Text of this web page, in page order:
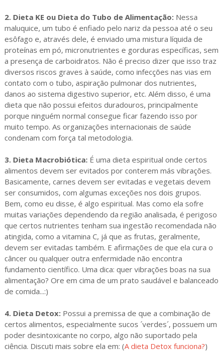
2. Dieta KE ou Dieta do Tubo de Alimentação:Nessa
maluquice, um tubo é enfiado pelo nariz da pessoa até o seu
esôfago e, através dele, é enviado uma mistura líquida de
proteínas em pó, micronutrientes e gorduras específicas, sem
a presença de carboidratos. Não é preciso dizer que isso traz
diversos riscos graves à saúde, como infecções nas vias em
contato com o tubo, aspiração pulmonar dos nutrientes,
danos ao sistema digestivo superior, etc. Além disso, é uma
dieta que não possui efeitos duradouros, principalmente
porque ninguém normal consegue ficar fazendo isso por
muito tempo. As organizações internacionais de saúde
condenam com força tal metodologia.
3. Dieta Macrobiótica:É uma dieta espiritual onde certos
alimentos devem ser evitados por conterem más vibrações.
Basicamente, carnes devem ser evitadas e vegetais devem
ser consumidos, com algumas exceções nos dois grupos.
Bem, como eu disse, é algo espiritual. Mas como ela sofre
muitas variações dependendo da região analisada, é perigoso
que certos nutrientes tenham sua ingestão recomendada não
atingida, como a vitamina C, já que as frutas, geralmente,
devem ser evitadas também. E afirmações de que ela cura o
câncer ou qualquer outra enfermidade não encontra
fundamento científico. Uma dica: quer vibrações boas na sua
alimentação? Ore em cima de um prato saudável e balanceado
de comida...:)
4. Dieta Detox:Possui a premissa de que a combinação de
certos alimentos, especialmente sucos ´verdes´, possuem um
poder desintoxicante no corpo, algo não suportado pela
ciência. Discuti mais sobre ela em: (A dieta Detox funciona?)